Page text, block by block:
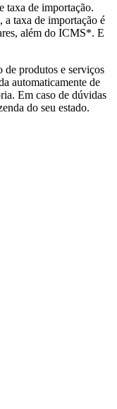
taxa de importação.
, a taxa de importação é
além do ICMS*. E
de produtos e serviços
automaticamente de
Em caso de dúvidas
do seu estado.